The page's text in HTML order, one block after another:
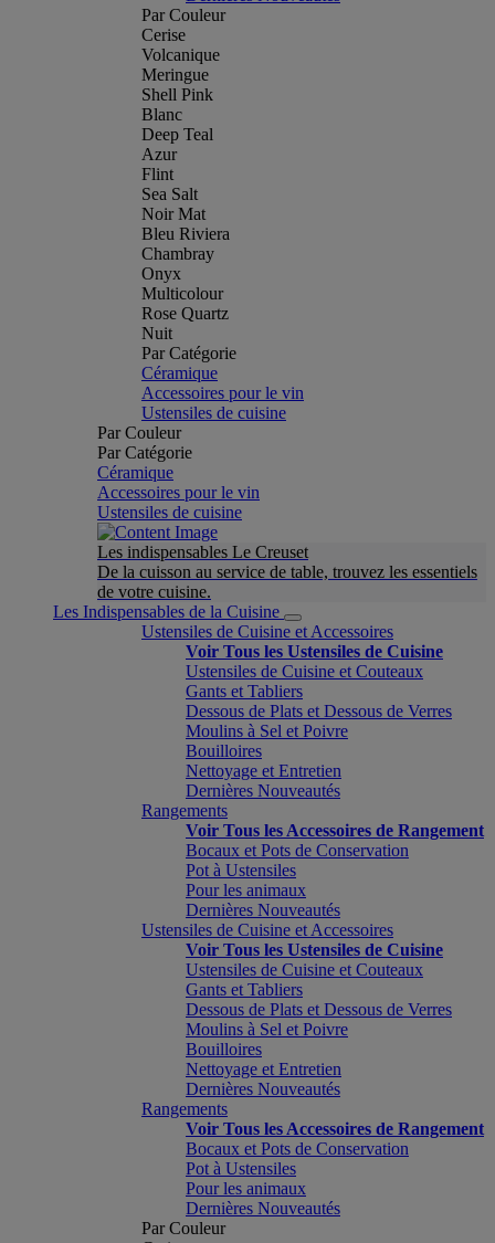
Par Couleur
Cerise
Volcanique
Meringue
Shell Pink
Blanc
Deep Teal
Azur
Flint
Sea Salt
Noir Mat
Bleu Riviera
Chambray
Onyx
Multicolour
Rose Quartz
Nuit
Par Catégorie
Céramique
Accessoires pour le vin
Ustensiles de cuisine
Par Couleur
Par Catégorie
Céramique
Accessoires pour le vin
Ustensiles de cuisine
Les indispensables Le Creuset
De la cuisson au service de table, trouvez les essentiels
de votre cuisine.
Les Indispensables de la Cuisine
Ustensiles de Cuisine et Accessoires
Voir Tous les Ustensiles de Cuisine
Ustensiles de Cuisine et Couteaux
Gants et Tabliers
Dessous de Plats et Dessous de Verres
Moulins à Sel et Poivre
Bouilloires
Nettoyage et Entretien
Dernières Nouveautés
Rangements
Voir Tous les Accessoires de Rangement
Bocaux et Pots de Conservation
Pot à Ustensiles
Pour les animaux
Dernières Nouveautés
Ustensiles de Cuisine et Accessoires
Voir Tous les Ustensiles de Cuisine
Ustensiles de Cuisine et Couteaux
Gants et Tabliers
Dessous de Plats et Dessous de Verres
Moulins à Sel et Poivre
Bouilloires
Nettoyage et Entretien
Dernières Nouveautés
Rangements
Voir Tous les Accessoires de Rangement
Bocaux et Pots de Conservation
Pot à Ustensiles
Pour les animaux
Dernières Nouveautés
Par Couleur